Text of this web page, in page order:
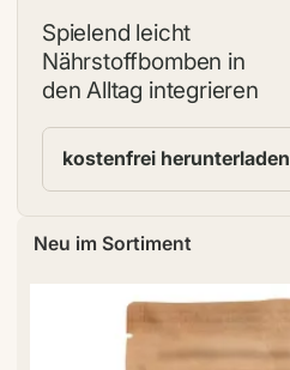
Spielend leicht
Nährstoffbomben in
den Alltag integrieren
kostenfrei herunterladen
Neu im Sortiment